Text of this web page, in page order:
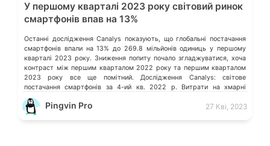
У першому кварталі 2023 року світовий ринок
смартфонів впав на 13%
Останні дослідження Canalys показують, що глобальні постачання
смартфонів впали на 13% до 269.8 мільйонів одиниць у першому
кварталі 2023 року. Зниження попиту почало згладжуватися, хоча
контраст між першим кварталом 2022 року та першим кварталом
2023 року все ще помітний. Дослідження Canalys: світове
постачання смартфонів за 4-ий кв. 2022 р. Витрати на хмарні
послуги в усьому […]
Pingvin Pro 27 Кві, 2023